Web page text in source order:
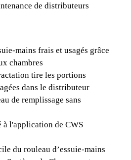
de distributeurs
mains frais et usagés grâce
chambres
tire les portions
dans le distributeur
de remplissage sans
à l'application de CWS
du rouleau d’essuie-mains